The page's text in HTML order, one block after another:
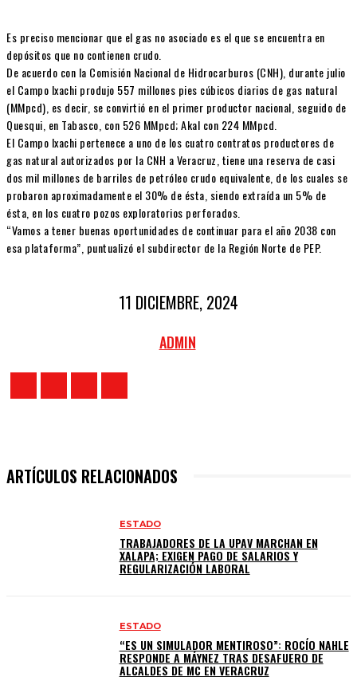
Es preciso mencionar que el gas no asociado es el que se encuentra en
depósitos que no contienen crudo.
De acuerdo con la Comisión Nacional de Hidrocarburos (CNH), durante julio
el Campo Ixachi produjo 557 millones pies cúbicos diarios de gas natural
(MMpcd), es decir, se convirtió en el primer productor nacional, seguido de
Quesqui, en Tabasco, con 526 MMpcd; Akal con 224 MMpcd.
El Campo Ixachi pertenece a uno de los cuatro contratos productores de
gas natural autorizados por la CNH a Veracruz, tiene una reserva de casi
dos mil millones de barriles de petróleo crudo equivalente, de los cuales se
probaron aproximadamente el 30% de ésta, siendo extraída un 5% de
ésta, en los cuatro pozos exploratorios perforados.
“Vamos a tener buenas oportunidades de continuar para el año 2038 con
esa plataforma”, puntualizó el subdirector de la Región Norte de PEP.
11 DICIEMBRE, 2024
ADMIN
ARTÍCULOS RELACIONADOS
ESTADO
TRABAJADORES DE LA UPAV MARCHAN EN
XALAPA; EXIGEN PAGO DE SALARIOS Y
REGULARIZACIÓN LABORAL
ESTADO
“ES UN SIMULADOR MENTIROSO”: ROCÍO NAHLE
RESPONDE A MÁYNEZ TRAS DESAFUERO DE
ALCALDES DE MC EN VERACRUZ